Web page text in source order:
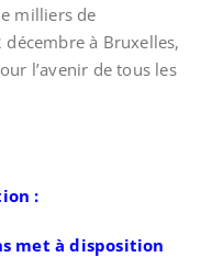
milliers de
à Bruxelles,
l’avenir de tous les
:
met à disposition